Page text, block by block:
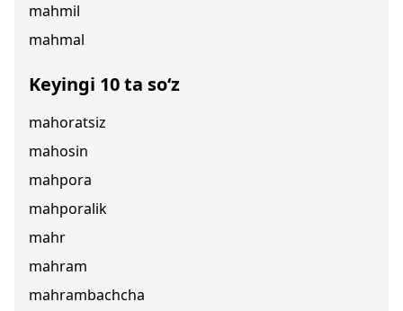
mahmil
mahmal
Keyingi 10 ta so‘z
mahoratsiz
mahosin
mahpora
mahporalik
mahr
mahram
mahrambachcha